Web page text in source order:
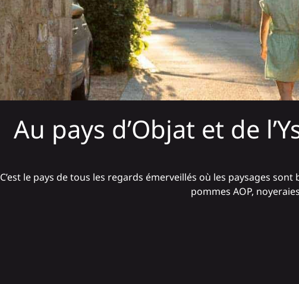
Au pays d’Objat et de
C’est le pays de tous les regards émerveillés où les paysages
pommes AOP,